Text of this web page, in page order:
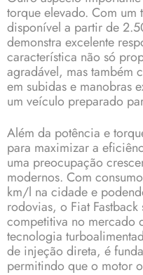
torque elevado. Com
disponível a partir de
demonstra excelente
característica não só
agradável, mas também
em subidas e manobras
um veículo preparado
Além da potência e
para maximizar a
uma preocupação
modernos. Com
km/l na cidade e
rodovias, o Fiat
competitiva no mercado
tecnologia
de injeção direta, é
permitindo que o motor